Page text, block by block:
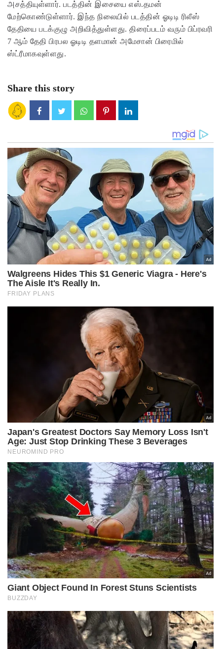
அசத்தியுள்ளார். படத்தின் இசையை எஸ்.தமன்
மேற்கொண்டுள்ளார். இந்த நிலையில் படத்தின் ஓடிடி ரிலீஸ்
தேதியை படக்குழு அறிவித்துள்ளது. திரைப்படம் வரும் பிப்ரவரி
7 ஆம் தேதி பிரபல ஓடிடி தளமான் அமேசான் பிரைமில்
ஸ்ட்ரீமாகவுள்ளது.
Share this story